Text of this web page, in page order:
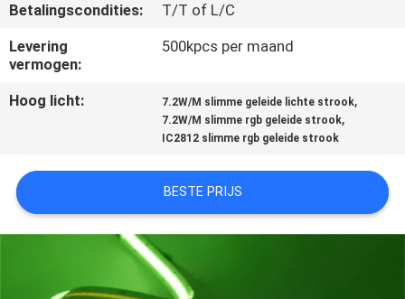
VERZOEK
OM EEN
PRIVACY
POLICY
Betalingscondities:
T/T of L/C
Levering
vermogen:
500kpcs per maand
Hoog licht: 7.2W/M slimme geleide lichte strook,
7.2W/M slimme rgb geleide strook,
IC2812 slimme rgb geleide strook
BESTE PRIJS